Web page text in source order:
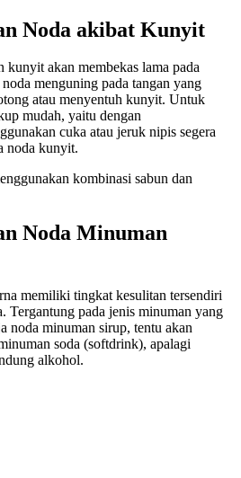
Noda akibat Kunyit
kunyit akan membekas lama pada
menguning pada tangan yang
atau menyentuh kunyit. Untuk
mudah, yaitu dengan
cuka atau jeruk nipis segera
noda kunyit.
kombinasi sabun dan
Noda Minuman
memiliki tingkat kesulitan tersendiri
Tergantung pada jenis minuman yang
noda minuman sirup, tentu akan
soda (softdrink), apalagi
alkohol.